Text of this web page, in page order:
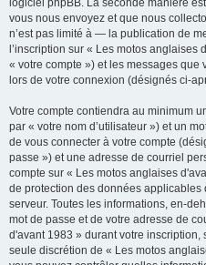
logiciel phpBB. La seconde manière
vous nous envoyez et que nous
n’est pas limité à — la publication de
l’inscription sur « Les motos
« votre compte ») et les messages
lors de votre connexion (désignés ci-
Votre compte contiendra au minimum
par « votre nom d’utilisateur ») et un
de vous connecter à votre compte
passe ») et une adresse de courriel
compte sur « Les motos anglaises
de protection des données applicables
serveur. Toutes les informations, en-
mot de passe et de votre adresse de
d'avant 1983 » durant votre
seule discrétion de « Les motos